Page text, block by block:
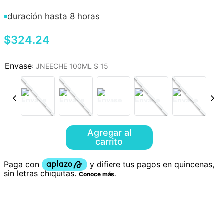
duración hasta 8 horas
$324.24
: JNEECHE 100ML S 15
Agregar al
carrito